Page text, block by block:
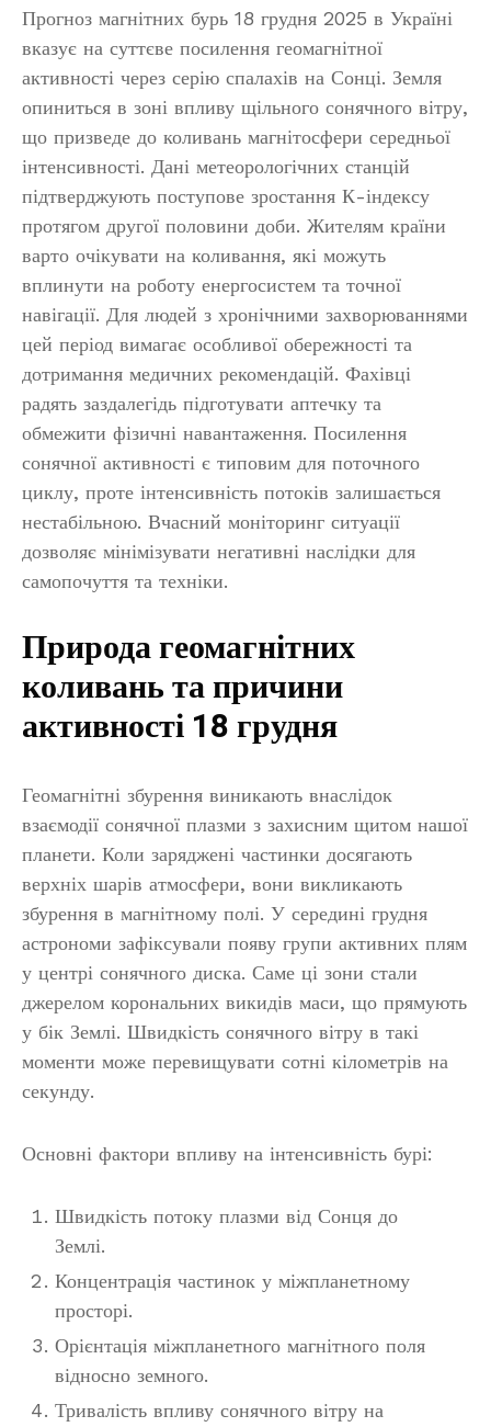
Прогноз магнітних бурь 18 грудня 2025 в Україні
вказує на суттєве посилення геомагнітної
активності через серію спалахів на Сонці. Земля
опиниться в зоні впливу щільного сонячного вітру,
що призведе до коливань магнітосфери середньої
інтенсивності. Дані метеорологічних станцій
підтверджують поступове зростання К-індексу
протягом другої половини доби. Жителям країни
варто очікувати на коливання, які можуть
вплинути на роботу енергосистем та точної
навігації. Для людей з хронічними захворюваннями
цей період вимагає особливої обережності та
дотримання медичних рекомендацій. Фахівці
радять заздалегідь підготувати аптечку та
обмежити фізичні навантаження. Посилення
сонячної активності є типовим для поточного
циклу, проте інтенсивність потоків залишається
нестабільною. Вчасний моніторинг ситуації
дозволяє мінімізувати негативні наслідки для
самопочуття та техніки.
Природа геомагнітних
коливань та причини
активності 18 грудня
Геомагнітні збурення виникають внаслідок
взаємодії сонячної плазми з захисним щитом нашої
планети. Коли заряджені частинки досягають
верхніх шарів атмосфери, вони викликають
збурення в магнітному полі. У середині грудня
астрономи зафіксували появу групи активних плям
у центрі сонячного диска. Саме ці зони стали
джерелом корональних викидів маси, що прямують
у бік Землі. Швидкість сонячного вітру в такі
моменти може перевищувати сотні кілометрів на
секунду.
Основні фактори впливу на інтенсивність бурі:
Швидкість потоку плазми від Сонця до
Землі.
Концентрація частинок у міжпланетному
просторі.
Орієнтація міжпланетного магнітного поля
відносно земного.
Тривалість впливу сонячного вітру на